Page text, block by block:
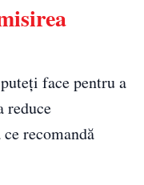
face pentru a
reduce
recomandă